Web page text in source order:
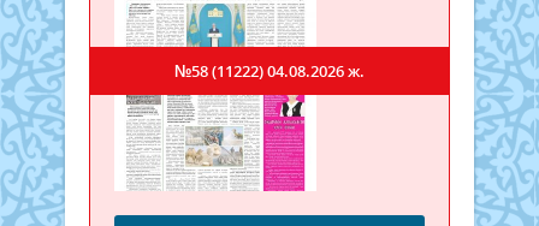
№58 (11222)04.08.2026 ж.